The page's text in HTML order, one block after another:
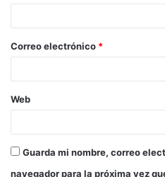
Correo electrónico *
Web
Guarda mi nombre, correo
navegador para la próxima vez